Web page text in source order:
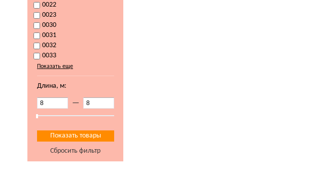
0022
0023
0030
0031
0032
0033
Показать еще
Длина, м:
—
Сбросить фильтр